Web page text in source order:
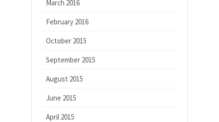
March 2016
February 2016
October 2015
September 2015
August 2015
June 2015
April 2015